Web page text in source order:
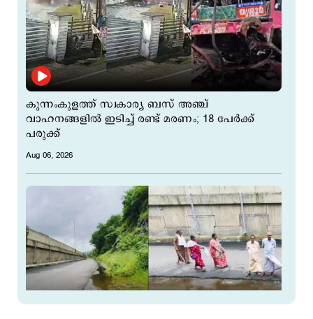
കുന്നംകുളത്ത് സ്വകാര്യ ബസ് അഞ്ച്
വാഹനങ്ങളിൽ ഇടിച്ച് രണ്ട് മരണം; 18 പേർക്ക്
പരുക്ക്
Aug 06, 2026